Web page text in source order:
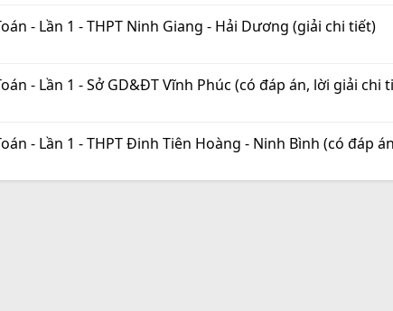
- Lần 1 - THPT Ninh Giang - Hải Dương (giải chi tiết)
- Lần 1 - Sở GD&ĐT Vĩnh Phúc (có đáp án, lời giải chi
- Lần 1 - THPT Đinh Tiên Hoàng - Ninh Bình (có đáp